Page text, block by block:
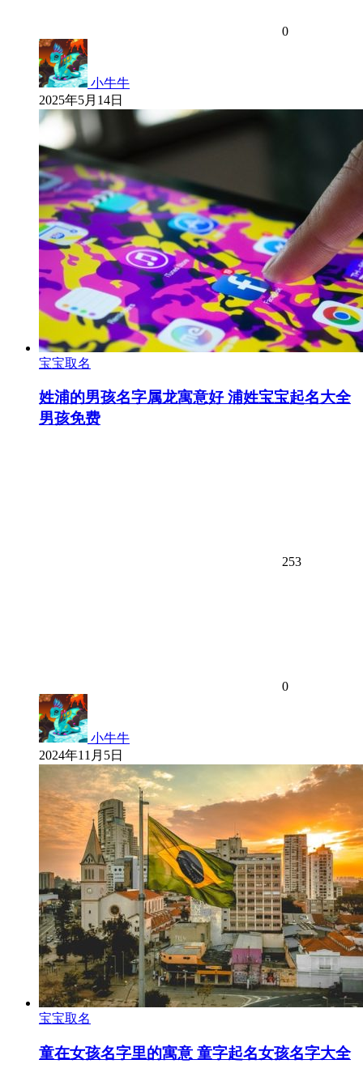
0
小牛牛
2025年5月14日
宝宝取名
姓浦的男孩名字属龙寓意好 浦姓宝宝起名大全
男孩免费
253
0
小牛牛
2024年11月5日
宝宝取名
童在女孩名字里的寓意 童字起名女孩名字大全